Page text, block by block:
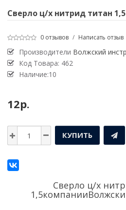
Сверло ц/х нитрид титан 1,5
0 отзывов / Написать отзыв
Производители Волжский
Код Товара: 462
Наличие:10
12р.
КУПИТЬ
Сверло ц/х
1,5компании